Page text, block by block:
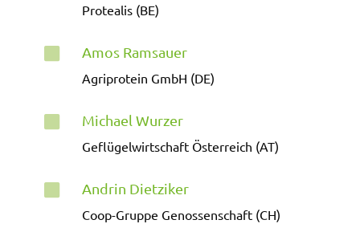
Protealis (BE)
Amos Ramsauer
Agriprotein GmbH (DE)
Michael Wurzer
Geflügelwirtschaft Österreich (AT)
Andrin Dietziker
Coop-Gruppe Genossenschaft (CH)